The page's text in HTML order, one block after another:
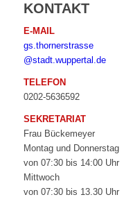
KONTAKT
E-MAIL
gs.thornerstrasse
@stadt.wuppertal.de
TELEFON
0202-5636592
SEKRETARIAT
Frau Bückemeyer
Montag und Donnerstag
von 07:30 bis 14:00 Uhr
Mittwoch
von 07:30 bis 13.30 Uhr